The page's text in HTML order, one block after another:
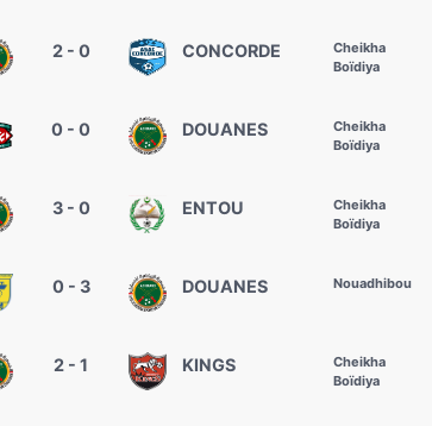
2 - 0 CONCORDE
Cheikha
Boïdiya
0 - 0 DOUANES
Cheikha
Boïdiya
3 - 0 ENTOU
Cheikha
Boïdiya
0 - 3 DOUANES Nouadhibou
2 - 1 KINGS
Cheikha
Boïdiya